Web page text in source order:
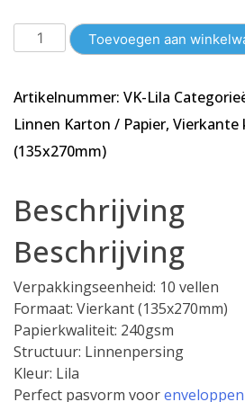
-
vellen
-
Vierkant
Linnenkarton
240
gsm
aantal
Toevoegen aan
Artikelnummer: VK-Lila
Linnen Karton / Papier, Vierkante
(135x270mm)
Beschrijving
Beschrijving
Verpakkingseenheid: 10 vellen
Formaat: Vierkant (135x270mm)
Papierkwaliteit: 240gsm
Structuur: Linnenpersing
Kleur: Lila
Perfect pasvorm voor